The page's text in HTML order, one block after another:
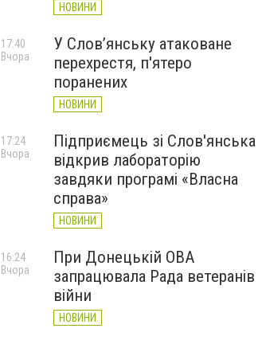
НОВИНИ
У Слов’янську атаковане
перехрестя, п'ятеро
поранених
НОВИНИ
17:40
Вчора
Підприємець зі Слов'янська
відкрив лабораторію
завдяки програмі «Власна
справа»
НОВИНИ
17:24
Вчора
При Донецькій ОВА
запрацювала Рада ветеранів
війни
НОВИНИ
16:24
Вчора